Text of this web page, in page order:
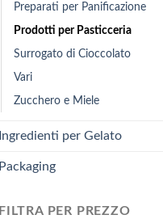
Preparati per Panificazione
Prodotti per Pasticceria
Surrogato di Cioccolato
Vari
Zucchero e Miele
Ingredienti per Gelato
Packaging
FILTRA PER PREZZO